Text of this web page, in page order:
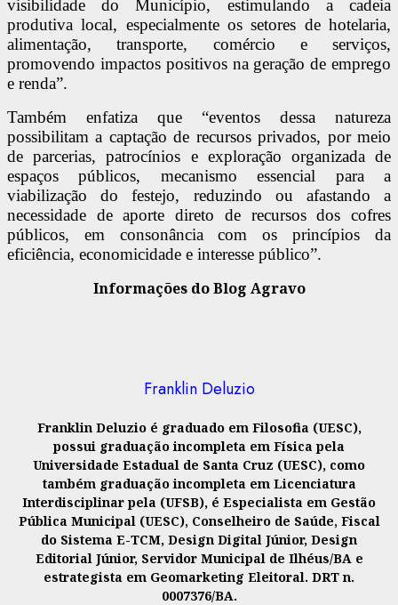
visibilidade do Município, estimulando a cadeia
produtiva local, especialmente os setores de hotelaria,
alimentação, transporte, comércio e serviços,
promovendo impactos positivos na geração de emprego
e renda”.
Também enfatiza que “eventos dessa natureza
possibilitam a captação de recursos privados, por meio
de parcerias, patrocínios e exploração organizada de
espaços públicos, mecanismo essencial para a
viabilização do festejo, reduzindo ou afastando a
necessidade de aporte direto de recursos dos cofres
públicos, em consonância com os princípios da
eficiência, economicidade e interesse público”.
Informações do Blog Agravo
Franklin Deluzio
Franklin Deluzio é graduado em Filosofia (UESC),
possui graduação incompleta em Física pela
Universidade Estadual de Santa Cruz (UESC), como
também graduação incompleta em Licenciatura
Interdisciplinar pela (UFSB), é Especialista em Gestão
Pública Municipal (UESC), Conselheiro de Saúde, Fiscal
do Sistema E-TCM, Design Digital Júnior, Design
Editorial Júnior, Servidor Municipal de Ilhéus/BA e
estrategista em Geomarketing Eleitoral. DRT n.
0007376/BA.